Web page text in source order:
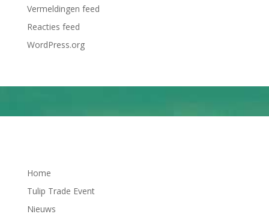
Vermeldingen feed
Reacties feed
WordPress.org
Home
Tulip Trade Event
Nieuws